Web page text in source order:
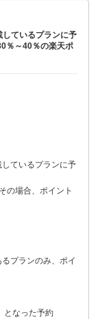
ているプランに予
％～40％の楽天ポ
ているプランに予
の場合、ポイント
プランのみ、ポイ
となった予約